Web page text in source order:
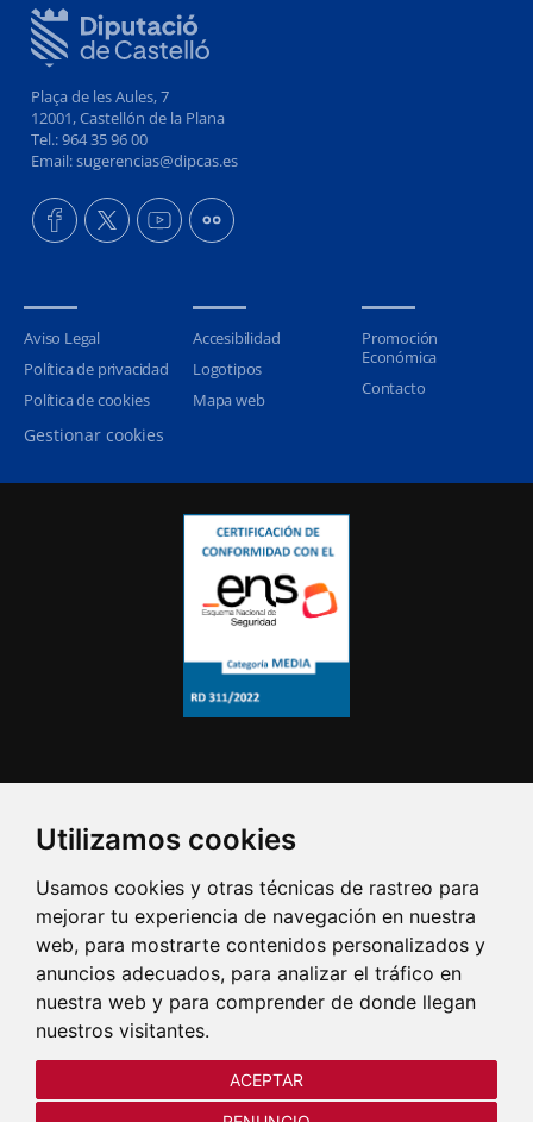
Utilizamos cookies
Usamos cookies y otras técnicas de rastreo para
mejorar tu experiencia de navegación en nuestra
web, para mostrarte contenidos personalizados y
anuncios adecuados, para analizar el tráfico en
nuestra web y para comprender de donde llegan
nuestros visitantes.
ACEPTAR
Plaça de les Aules, 7
12001, Castellón de la Plana
Tel.: 964 35 96 00
Email: sugerencias@dipcas.es
Aviso Legal
Política de privacidad
Política de cookies
Gestionar cookies
Accesibilidad
Logotipos
Mapa web
Promoción
Económica
Contacto